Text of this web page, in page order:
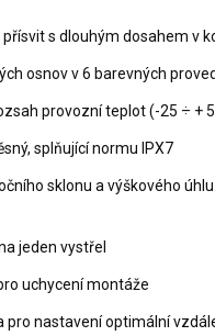
přísvit s dlouhým dosahem v
osnov v 6 barevných
provozní teplot (-25 ÷ +
splňující normu IPX7
sklonu a výškového
jeden vystřel
uchycení montáže
pro nastavení optimální